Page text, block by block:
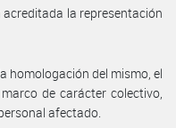
la representación
homologación del mismo, el
de carácter colectivo,
afectado.